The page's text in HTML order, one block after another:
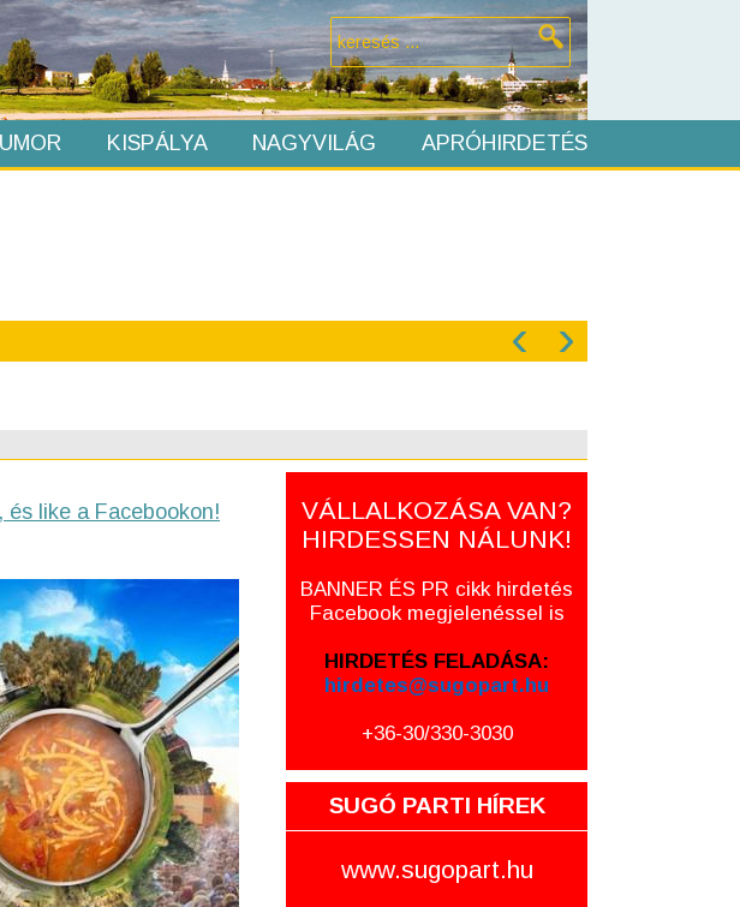
KISPÁLYA NAGYVILÁG APRÓHIRDETÉS
‹ ›
like a Facebookon!
VÁLLALKOZÁSA VAN?
HIRDESSEN NÁLUNK!
BANNER ÉS PR cikk hirdetés
Facebook megjelenéssel is
HIRDETÉS FELADÁSA:
hirdetes@sugopart.hu
+36-30/330-3030
SUGÓ PARTI HÍREK
www.sugopart.hu